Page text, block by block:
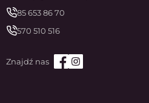
85 653 86 70
570 510 516